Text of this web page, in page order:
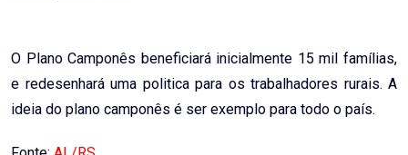
O Plano Camponês beneficiará inicialmente 15 mil famílias,
e redesenhará uma politica para os trabalhadores rurais. A
ideia do plano camponês é ser exemplo para todo o país.